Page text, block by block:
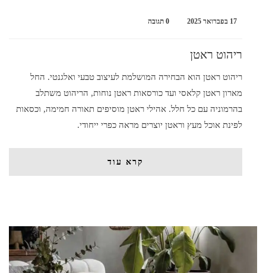
17 בפברואר 2025 0 תגובה
ריהוט ראטן
ריהוט ראטן הוא הבחירה המושלמת לעיצוב טבעי ואלגנטי. החל
מארון ראטן קלאסי ועד כורסאות ראטן נוחות, הריהוט משתלב
בהרמוניה עם כל חלל. אהילי ראטן מוסיפים תאורה חמימה, וכסאות
לפינת אוכל מעץ וראטן יוצרים מראה כפרי ייחודי.
קרא עוד